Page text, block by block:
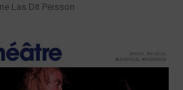
Las Dit Peisson